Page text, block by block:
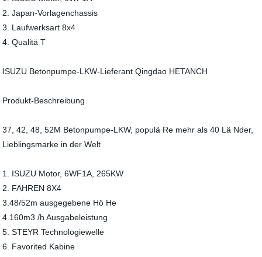
2. Japan-Vorlagenchassis
3. Laufwerksart 8x4
4. Qualitä T
ISUZU Betonpumpe-LKW-Lieferant Qingdao HETANCH
Produkt-Beschreibung
37, 42, 48, 52M Betonpumpe-LKW, populä Re mehr als 40 Lä Nder,
Lieblingsmarke in der Welt
1. ISUZU Motor, 6WF1A, 265KW
2. FAHREN 8X4
3.48/52m ausgegebene Hö He
4.160m3 /h Ausgabeleistung
5. STEYR Technologiewelle
6. Favorited Kabine